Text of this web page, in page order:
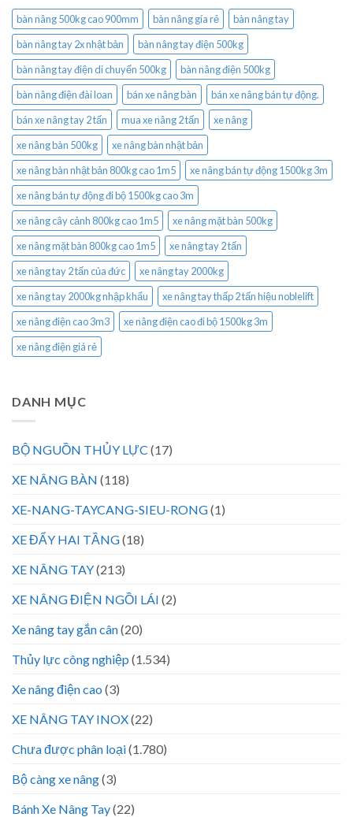
bàn nâng 500kg cao 900mm bàn nâng gía rẻ
bàn nâng tay
bàn nâng tay 2x nhật bản
bàn nâng tay điện 500kg
bàn nâng tay điện di chuyển 500kg
bàn nâng điện 500kg
bàn nâng điện đài loan
bán xe nâng bàn
bán xe nâng bán tự động.
bán xe nâng tay 2 tấn
mua xe nâng 2 tấn
xe nâng
xe nâng bàn 500kg
xe nâng bàn nhật bản
xe nâng bàn nhật bản 800kg cao 1m5
xe nâng bán tự động 1500kg 3m
xe nâng bán tự động đi bộ 1500kg cao 3m
xe nâng cây cảnh 800kg cao 1m5
xe nâng mặt bàn 500kg
xe nâng mặt bàn 800kg cao 1m5
xe nâng tay 2 tấn
xe nâng tay 2 tấn của đức
xe nâng tay 2000kg
xe nâng tay 2000kg nhập khẩu
xe nâng tay thấp 2 tấn hiệu noblelift
xe nâng điện cao 3m3
xe nâng điện cao đi bộ 1500kg 3m
xe nâng điện giá rẻ
DANH MỤC
BỘ NGUỒN THỦY LỰC (17)
XE NÂNG BÀN (118)
XE-NANG-TAYCANG-SIEU-RONG(1)
XE ĐẨY HAI TẦNG(18)
XE NÂNG TAY(213)
XE NÂNG ĐIỆN NGỒI LÁI (2)
Xe nâng tay gắn cân(20)
Thủy lực công nghiệp (1.534)
Xe nâng điện cao (3)
XE NÂNG TAY INOX(22)
Chưa được phân loại(1.780)
Bộ càng xe nâng(3)
Bánh Xe Nâng Tay(22)